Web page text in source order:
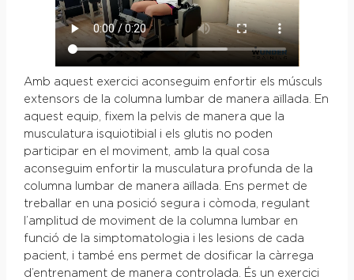
Amb aquest exercici aconseguim enfortir els músculs
extensors de la columna lumbar de manera aïllada. En
aquest equip, fixem la pelvis de manera que la
musculatura isquiotibial i els glutis no poden
participar en el moviment, amb la qual cosa
aconseguim enfortir la musculatura profunda de la
columna lumbar de manera aïllada. Ens permet de
treballar en una posició segura i còmoda, regulant
l’amplitud de moviment de la columna lumbar en
funció de la simptomatologia i les lesions de cada
pacient, i també ens permet de dosificar la càrrega
d’entrenament de manera controlada. És un exercici